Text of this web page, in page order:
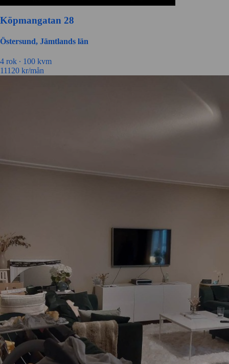
Köpmangatan 28
Östersund, Jämtlands län
4 rok ∙ 100 kvm
11120 kr/mån